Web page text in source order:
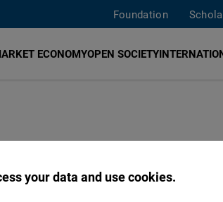
Foundation
ECONOMYOPEN SOCIETY
your data and use cookies.